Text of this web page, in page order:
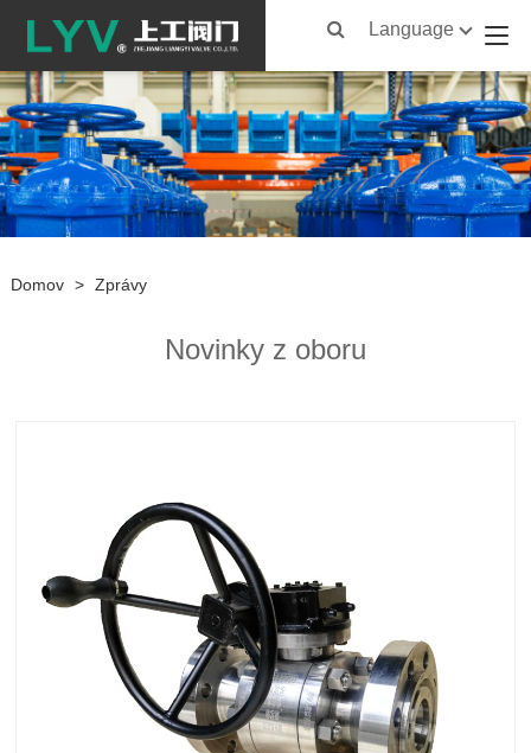
Language
Domov > Zprávy
Novinky z oboru